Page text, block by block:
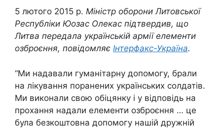
5 лютого 2015 р. Міністр оборони Литовської
Республіки Юозас Олекас підтвердив, що
Литва передала українській армії елементи
озброєння, повідомляє Інтерфакс-Україна.
“Ми надавали гуманітарну допомогу, брали
на лікування поранених українських солдатів.
Ми виконали свою обіцянку і у відповідь на
прохання надали елементи озброєння … це
була безкоштовна допомогу нашій дружній